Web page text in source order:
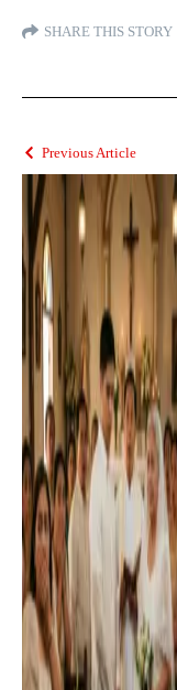
SHARE THIS STORY
Previous Article